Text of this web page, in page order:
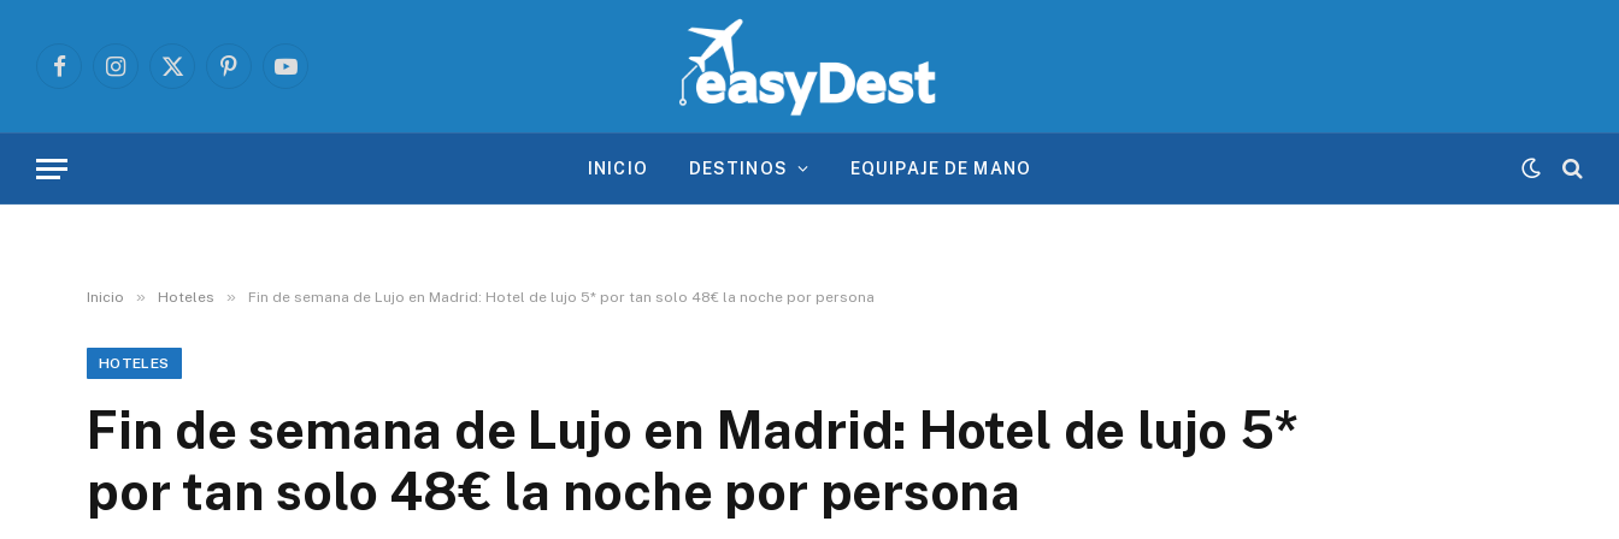
FacebookInstagram
X
PinterestYouTube
INICIO DESTINOS EQUIPAJE DE MANO
Inicio » Hoteles » Fin de semana de Lujo en Madrid: Hotel de lujo 5* por tan solo 48€ la noche por persona
HOTELES
Fin de semana de Lujo en Madrid: Hotel de lujo 5*
por tan solo 48€ la noche por persona